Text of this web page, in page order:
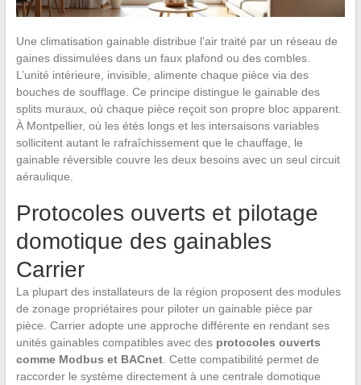
Une climatisation gainable distribue l’air traité par un réseau de
gaines dissimulées dans un faux plafond ou des combles.
L’unité intérieure, invisible, alimente chaque pièce via des
bouches de soufflage. Ce principe distingue le gainable des
splits muraux, où chaque pièce reçoit son propre bloc apparent.
À Montpellier, où les étés longs et les intersaisons variables
sollicitent autant le rafraîchissement que le chauffage, le
gainable réversible couvre les deux besoins avec un seul circuit
aéraulique.
Protocoles ouverts et pilotage
domotique des gainables
Carrier
La plupart des installateurs de la région proposent des modules
de zonage propriétaires pour piloter un gainable pièce par
pièce. Carrier adopte une approche différente en rendant ses
unités gainables compatibles avec des protocoles ouverts
comme Modbus et BACnet. Cette compatibilité permet de
raccorder le système directement à une centrale domotique